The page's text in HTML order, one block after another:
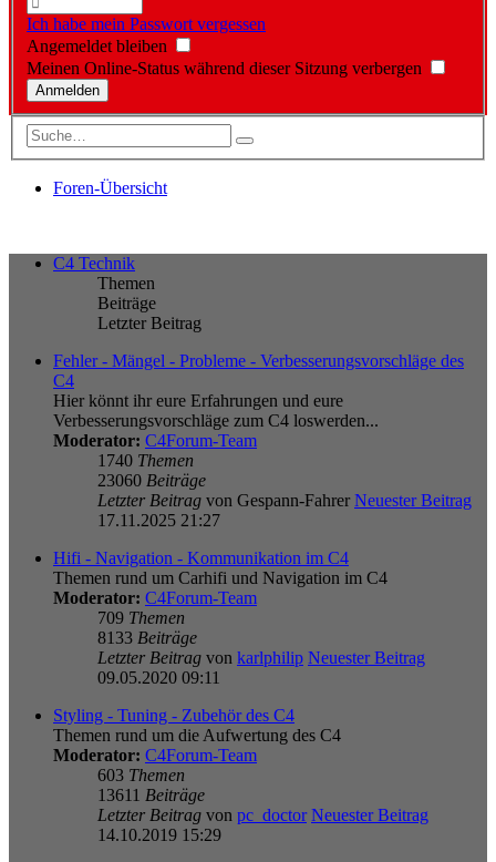
Ich habe mein Passwort vergessen
Angemeldet bleiben
Meinen Online-Status während dieser Sitzung verbergen
Foren-Übersicht
C4 Technik
Themen
Beiträge
Letzter Beitrag
Fehler - Mängel - Probleme - Verbesserungsvorschläge des
C4
Hier könnt ihr eure Erfahrungen und eure
Verbesserungsvorschläge zum C4 loswerden...
Moderator: C4Forum-Team
1740 Themen
23060 Beiträge
Letzter Beitrag von Gespann-Fahrer Neuester Beitrag
17.11.2025 21:27
Hifi - Navigation - Kommunikation im C4
Themen rund um Carhifi und Navigation im C4
Moderator: C4Forum-Team
709 Themen
8133 Beiträge
Letzter Beitrag von karlphilip Neuester Beitrag
09.05.2020 09:11
Styling - Tuning - Zubehör des C4
Themen rund um die Aufwertung des C4
Moderator: C4Forum-Team
603 Themen
13611 Beiträge
Letzter Beitrag von pc_doctor Neuester Beitrag
14.10.2019 15:29